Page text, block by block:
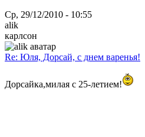
Ср, 29/12/2010 - 10:55
alik
карлсон
Re: Юля, Дорсай, с днем варенья!
Дорсайка,милая с 25-летием!